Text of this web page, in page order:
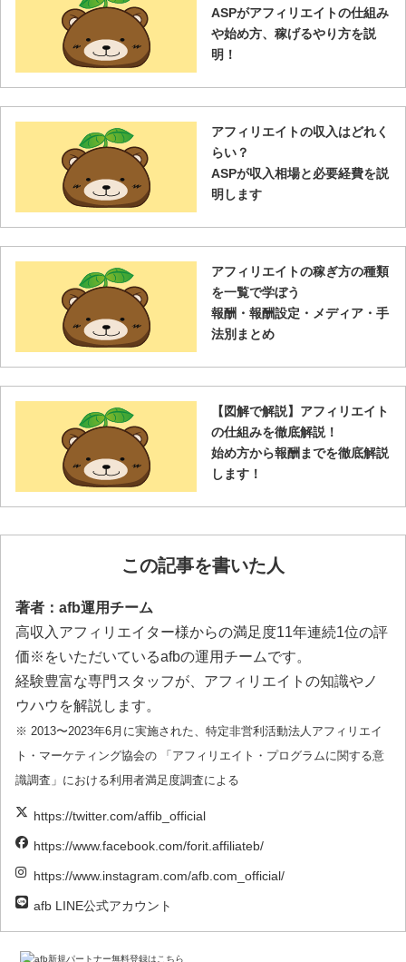
ASPがアフィリエイトの仕組み
や始め方、稼げるやり方を説
明！
アフィリエイトの収入はどれく
らい？
ASPが収入相場と必要経費を説
明します
アフィリエイトの稼ぎ方の種類
を一覧で学ぼう
報酬・報酬設定・メディア・手
法別まとめ
【図解で解説】アフィリエイト
の仕組みを徹底解説！
始め方から報酬までを徹底解説
します！
この記事を書いた人
著者：afb運用チーム
高収入アフィリエイター様からの満足度11年連続1位の評
価※をいただいているafbの運用チームです。
経験豊富な専門スタッフが、アフィリエイトの知識やノ
ウハウを解説します。
※ 2013〜2023年6月に実施された、特定非営利活動法人アフィリエイ
ト・マーケティング協会の 「アフィリエイト・プログラムに関する意
識調査」における利用者満足度調査による
https://twitter.com/affib_official
https://www.facebook.com/forit.affiliateb/
https://www.instagram.com/afb.com_official/
afb LINE公式アカウント